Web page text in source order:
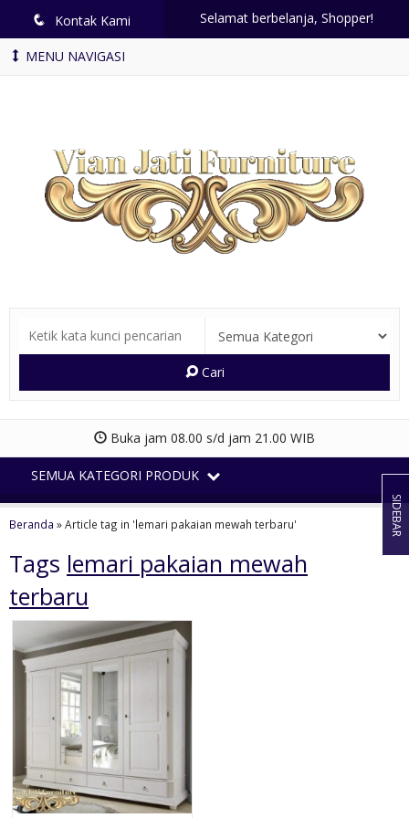
q Kontak Kami Selamat berbelanja, Shopper!
MENU NAVIGASI
Cari
Buka jam 08.00 s/d jam 21.00 WIB
SEMUA KATEGORI PRODUK
Beranda »Article tag in 'lemari pakaian mewah terbaru'
Tags lemari pakaian mewah
terbaru
SIDEBAR